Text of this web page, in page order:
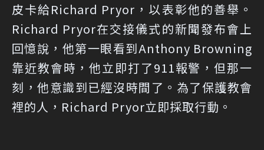
皮卡給Richard Pryor，以表彰他的善舉。
Richard Pryor在交接儀式的新聞發布會上
回憶說，他第一眼看到Anthony Browning
靠近教會時，他立即打了911報警，但那一
刻，他意識到已經沒時間了。為了保護教會
裡的人，Richard Pryor立即採取行動。